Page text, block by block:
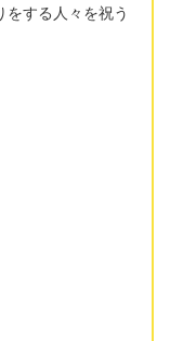
する人々を祝う